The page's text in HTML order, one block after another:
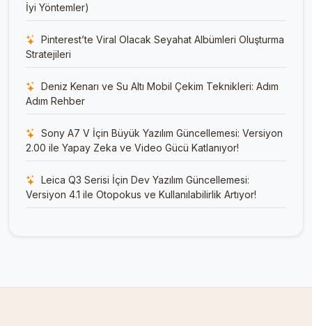
İyi Yöntemler)
Pinterest’te Viral Olacak Seyahat Albümleri Oluşturma
Stratejileri
Deniz Kenarı ve Su Altı Mobil Çekim Teknikleri: Adım
Adım Rehber
Sony A7 V İçin Büyük Yazılım Güncellemesi: Versiyon
2.00 ile Yapay Zeka ve Video Gücü Katlanıyor!
Leica Q3 Serisi İçin Dev Yazılım Güncellemesi:
Versiyon 4.1 ile Otopokus ve Kullanılabilirlik Artıyor!